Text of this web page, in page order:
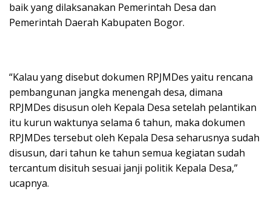
baik yang dilaksanakan Pemerintah Desa dan
Pemerintah Daerah Kabupaten Bogor.
“Kalau yang disebut dokumen RPJMDes yaitu rencana
pembangunan jangka menengah desa, dimana
RPJMDes disusun oleh Kepala Desa setelah pelantikan
itu kurun waktunya selama 6 tahun, maka dokumen
RPJMDes tersebut oleh Kepala Desa seharusnya sudah
disusun, dari tahun ke tahun semua kegiatan sudah
tercantum disituh sesuai janji politik Kepala Desa,”
ucapnya.